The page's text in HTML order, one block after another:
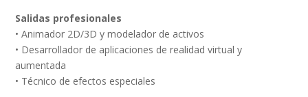
Salidas profesionales
• Animador 2D/3D y modelador de activos
• Desarrollador de aplicaciones de realidad virtual y
aumentada
• Técnico de efectos especiales